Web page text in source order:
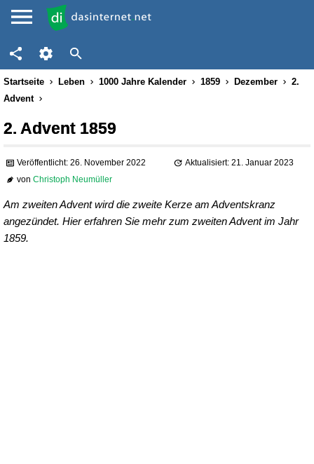
Startseite Leben 1000 Jahre Kalender 1859 Dezember
2.
Advent
2. Advent 1859
Veröffentlicht: 26. November 2022
Aktualisiert: 21. Januar 2023
vonChristoph Neumüller
Am zweiten Advent wird die zweite Kerze am Adventskranz
angezündet. Hier erfahren Sie mehr zum zweiten Advent im Jahr
1859.